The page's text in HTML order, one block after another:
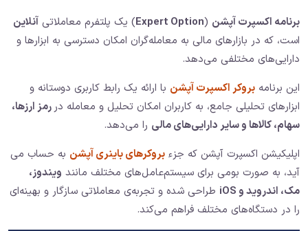
برنامه اکسپرت آپشن (
Expert Option) یک پلتفرم معاملاتی آنلاین
است، که در بازارهای مالی به معامله‌گران امکان دسترسی به ابزارها و
دارایی‌های مختلفی می‌دهد.
این برنامه بروکر اکسپرت آپشن با ارائه یک رابط کاربری دوستانه و
ابزارهای تحلیلی جامع، به کاربران امکان تحلیل و معامله دررمز ارزها،
سهام، کالاها و سایر دارایی‌های مالی را می‌دهد.
اپلیکیشن اکسپرت آپشن که جزء بروکرهای باینری آپشن به حساب می
آید، به‌ صورت بومی برای سیستم‌عامل‌های مختلف مانند ویندوز،
مک، اندروید و iOS
طراحی شده و تجربه‌ی معاملاتی سازگار و بهینه‌ای
را در دستگاه‌های مختلف فراهم می‌کند.